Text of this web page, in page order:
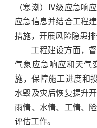
（寒潮）Ⅳ级应急响
应急信息并结合工程
措施，开展风险隐患排
工程建设方面，
气象应急响应和天气
施，保障施工进度和
水毁及灾后恢复提升
雨情、水情、工情、
评估工作。